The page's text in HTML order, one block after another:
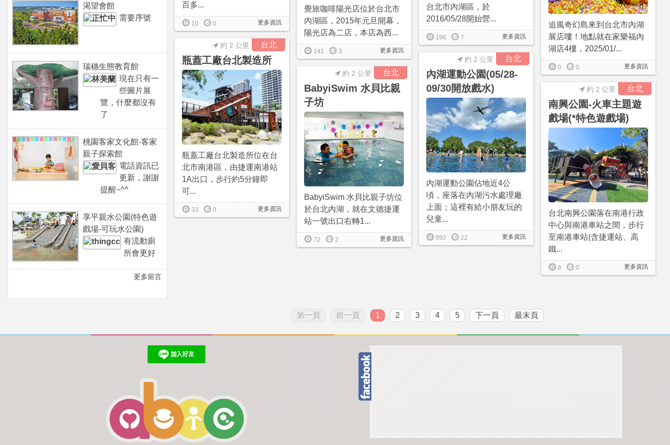
渴望會館
需要序號
瑞穗生態教育館
現在只有一
些圖片展
覽，什麼都沒有
了
桃園客家文化館-客家
親子探索館
電話資訊已
更新，謝謝
提醒~^^
享平親水公園(特色遊
戲場-可玩水公園)
有流動廁
所會更好
更多留言
百多...
更多資訊
10 0
追風奇幻島來到台北市內湖
展店嘍！地點就在家樂福內
湖店4樓，2025/01/...
更多資訊
0 0
台北市內湖區，於
2016/05/28開始營...
更多資訊
196 7
覺旅咖啡陽光店位於台北市
內湖區，2015年元旦開幕，
陽光店為二店，本店為西...
更多資訊
141 3
台北
約 2 公里
瓶蓋工廠台北製造所
瓶蓋工廠台北製造所位在台
北市南港區，由捷運南港站
1A出口，步行約5分鐘即
可...
更多資訊
33 0
台北
約 2 公里
內湖運動公園(05/28-
09/30開放戲水)
內湖運動公園佔地近4公
頃，座落在內湖污水處理廠
上面；這裡有給小朋友玩的
兒童...
更多資訊
892 22
台北
約 2 公里
BabyiSwim 水貝比親
子坊
BabyiSwim 水貝比親子坊位
於台北內湖，就在文德捷運
站一號出口右轉1...
更多資訊
72 2
台北
約 2 公里
南興公園-火車主題遊
戲場(*特色遊戲場)
台北南興公園落在南港行政
中心與南港車站之間，步行
至南港車站(含捷運站、高
鐵...
更多資訊
8 0
第一頁 前一頁 1 2 3 4 5 下一頁 最末頁